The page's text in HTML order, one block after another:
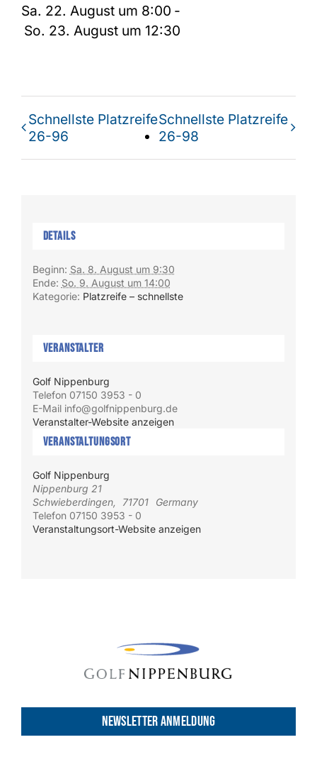
Sa. 22. August um 8:00 -
So. 23. August um 12:30
Schnellste Platzreife
26-96
Schnellste Platzreife
26-98
Details
Beginn: Sa. 8. August um 9:30
Ende: So. 9. August um 14:00
Kategorie: Platzreife – schnellste
Veranstaltungsort
Golf Nippenburg
Nippenburg 21
Schwieberdingen, 71701
Germany
Telefon 07150 3953 - 0
Veranstaltungsort-Website anzeigen
Veranstalter
Golf Nippenburg
Telefon 07150 3953 - 0
E-Mail info@golfnippenburg.de
Veranstalter-Website anzeigen
NEWSLETTER ANMELDUNG